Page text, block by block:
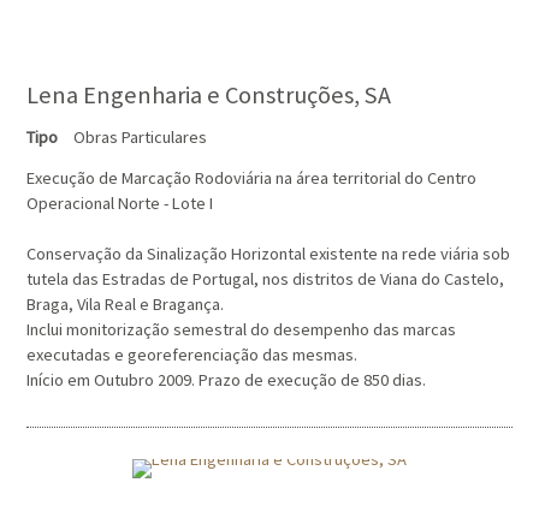
Lena Engenharia e Construções, SA
Tipo
Obras Particulares
Execução de Marcação Rodoviária na área territorial do Centro
Operacional Norte - Lote I
Conservação da Sinalização Horizontal existente na rede viária sob
tutela das Estradas de Portugal, nos distritos de Viana do Castelo,
Braga, Vila Real e Bragança.
Inclui monitorização semestral do desempenho das marcas
executadas e georeferenciação das mesmas.
Início em Outubro 2009. Prazo de execução de 850 dias.